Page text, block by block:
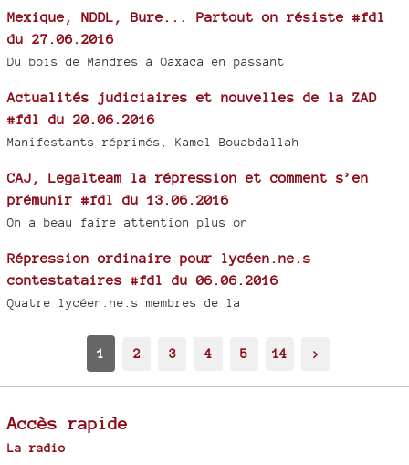
Mexique, NDDL, Bure... Partout on résiste #fdl
du 27.06.2016
Du bois de Mandres à Oaxaca en passant
Actualités judiciaires et nouvelles de la ZAD
#fdl du 20.06.2016
Manifestants réprimés, Kamel Bouabdallah
CAJ, Legalteam la répression et comment s’en
prémunir #fdl du 13.06.2016
On a beau faire attention plus on
Répression ordinaire pour lycéen.ne.s
contestataires #fdl du 06.06.2016
Quatre lycéen.ne.s membres de la
1 2 3 4 5 14 >
Accès rapide
La radio